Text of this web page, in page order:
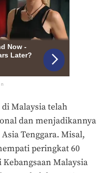
di Malaysia telah
dan menjadikannya
Tenggara. Misal,
peringkat 60
Malaysia